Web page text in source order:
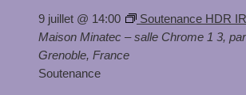
9 juillet @ 14:00
Soutenance HDR
Maison Minatec – salle Chrome 1 3,
Grenoble, France
Soutenance